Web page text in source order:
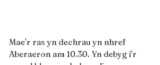
Mae'r ras yn dechrau yn nhref
Aberaeron am 10.30. Yn debyg i'r